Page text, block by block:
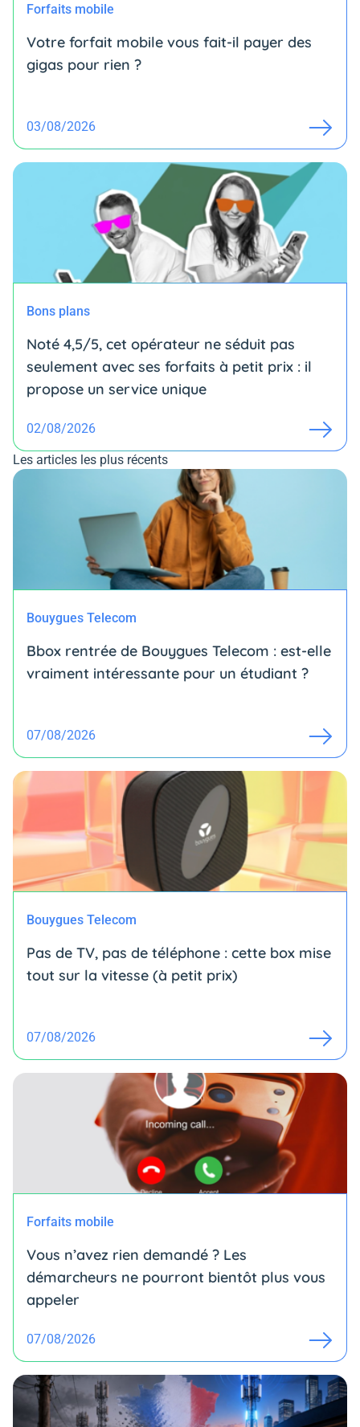
Forfaits mobile
Votre forfait mobile vous fait-il payer des
gigas pour rien ?
03/08/2026
Bons plans
Noté 4,5/5, cet opérateur ne séduit pas
seulement avec ses forfaits à petit prix : il
propose un service unique
02/08/2026
Les articles les plus récents
Bouygues Telecom
Bbox rentrée de Bouygues Telecom : est-elle
vraiment intéressante pour un étudiant ?
07/08/2026
Bouygues Telecom
Pas de TV, pas de téléphone : cette box mise
tout sur la vitesse (à petit prix)
07/08/2026
Forfaits mobile
Vous n’avez rien demandé ? Les
démarcheurs ne pourront bientôt plus vous
appeler
07/08/2026